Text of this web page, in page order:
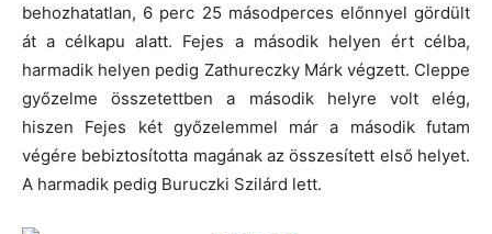
behozhatatlan, 6 perc 25 másodperces előnnyel gördült
át a célkapu alatt. Fejes a második helyen ért célba,
harmadik helyen pedig Zathureczky Márk végzett. Cleppe
győzelme összetettben a második helyre volt elég,
hiszen Fejes két győzelemmel már a második futam
végére bebiztosította magának az összesített első helyet.
A harmadik pedig Buruczki Szilárd lett.